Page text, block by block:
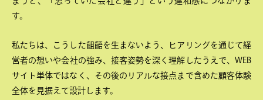
す。
私たちは、こうした齟齬を生まないよう、ヒアリングを通じて経
営者の想いや会社の強み、接客姿勢を深く理解したうえで、WEB
サイト単体ではなく、その後のリアルな接点まで含めた顧客体験
全体を見据えて設計します。